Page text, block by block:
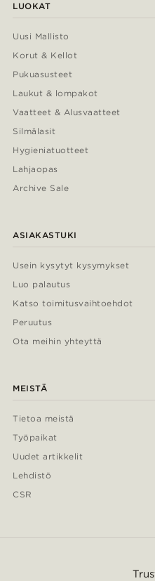
LUOKAT
Uusi Mallisto
Korut & Kellot
Pukuasusteet
Laukut & lompakot
Vaatteet & Alusvaatteet
Silmälasit
Hygieniatuotteet
Lahjaopas
Archive Sale
ASIAKASTUKI
Usein kysytyt kysymykset
Luo palautus
Katso toimitusvaihtoehdot
Peruutus
Ota meihin yhteyttä
MEISTÄ
Tietoa meistä
Työpaikat
Uudet artikkelit
Lehdistö
CSR